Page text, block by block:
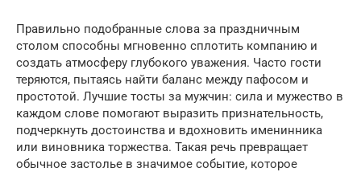
Правильно подобранные слова за праздничным
столом способны мгновенно сплотить компанию и
создать атмосферу глубокого уважения. Часто гости
теряются, пытаясь найти баланс между пафосом и
простотой. Лучшие тосты за мужчин: сила и мужество в
каждом слове помогают выразить признательность,
подчеркнуть достоинства и вдохновить именинника
или виновника торжества. Такая речь превращает
обычное застолье в значимое событие, которое